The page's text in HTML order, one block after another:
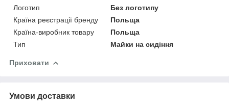
Логотип
Без логотипу
Країна реєстрації бренду
Польща
Країна-виробник товару
Польща
Тип
Майки на сидіння
Приховати
Умови доставки